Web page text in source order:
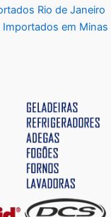
Rio de Janeiro
em Minas